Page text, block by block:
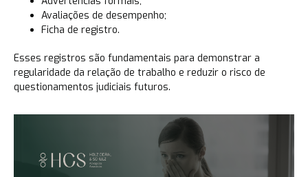
Avaliações de desempenho;
Ficha de registro.
Esses registros são fundamentais para demonstrar a
regularidade da relação de trabalho e reduzir o risco de
questionamentos judiciais futuros.